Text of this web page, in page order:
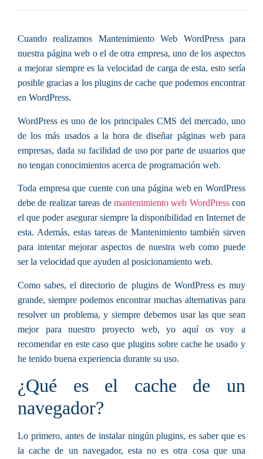
Cuando realizamos Mantenimiento Web WordPress para
nuestra página web o el de otra empresa, uno de los aspectos
a mejorar siempre es la velocidad de carga de esta, esto sería
posible gracias a los plugins de cache que podemos encontrar
en WordPress.
WordPress es uno de los principales CMS del mercado, uno
de los más usados a la hora de diseñar páginas web para
empresas, dada su facilidad de uso por parte de usuarios que
no tengan conocimientos acerca de programación web.
Toda empresa que cuente con una página web en WordPress
debe de realizar tareas de mantenimiento web WordPresscon
el que poder asegurar siempre la disponibilidad en Internet de
esta. Además, estas tareas de Mantenimiento también sirven
para intentar mejorar aspectos de nuestra web como puede
ser la velocidad que ayuden al posicionamiento web.
Como sabes, el directorio de plugins de WordPress es muy
grande, siempre podemos encontrar muchas alternativas para
resolver un problema, y siempre debemos usar las que sean
mejor para nuestro proyecto web, yo aquí os voy a
recomendar en este caso que plugins sobre cache he usado y
he tenido buena experiencia durante su uso.
¿Qué es el cache de un
navegador?
Lo primero, antes de instalar ningún plugins, es saber que es
la cache de un navegador, esta no es otra cosa que una